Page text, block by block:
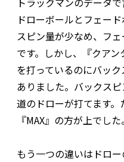
ドローボールとフェー
スピン量が少なめ、フ
です。しかし、『クア
を打っているのにバッ
ありました。バックス
道のドローが打てます
『MAX』の方が上でした。
もう一つの違いはドロ